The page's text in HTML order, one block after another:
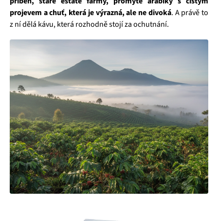
projevem a chuť, která je výrazná, ale ne divoká. A právě to
z ní dělá kávu, která rozhodně stojí za ochutnání.